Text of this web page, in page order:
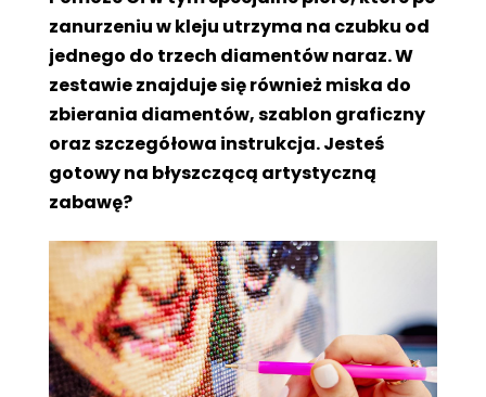
zanurzeniu w kleju utrzyma na czubku od
jednego do trzech diamentów naraz. W
zestawie znajduje się również miska do
zbierania diamentów, szablon graficzny
oraz szczegółowa instrukcja. Jesteś
gotowy na błyszczącą artystyczną
zabawę?